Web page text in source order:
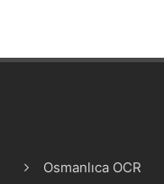
Osmanlıca OCR